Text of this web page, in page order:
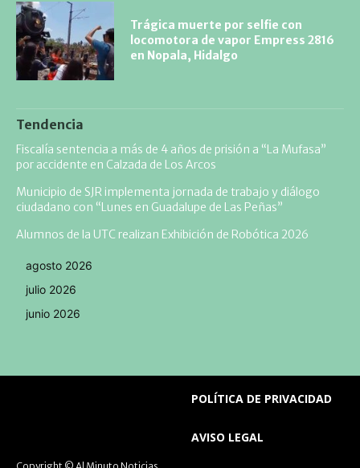
Trágica muerte por selfie con
locomotora de vapor Empress 2816
en Nopala, Hidalgo
Tendencia
Fiscalía sentencia a más de 4 años de prisión a “La Mufasa”
por accidente en Calzada de Los Arcos
Municipio de SJR implementa jornada de trabajo y diálogo
ciudadano con “Lunes en Guadalupe de Las Peñas”
Alumnos de la UTC realizan Exhibición de Robótica 2026
agosto 2026
julio 2026
junio 2026
POLÍTICA DE PRIVACIDAD
AVISO LEGAL